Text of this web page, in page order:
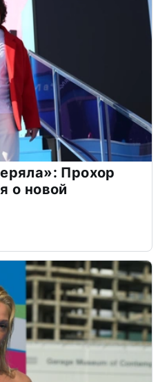
Прохор
о новой